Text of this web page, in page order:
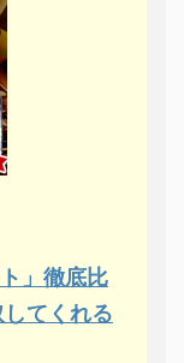
」徹底比
てくれる